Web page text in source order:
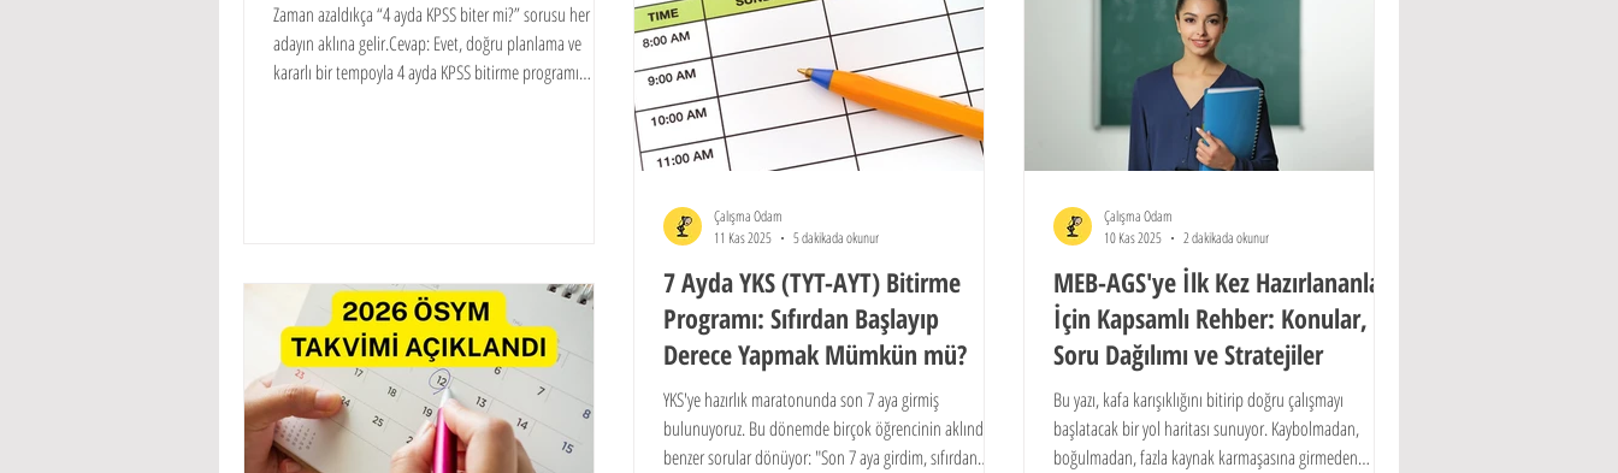
Zaman azaldıkça “4 ayda KPSS biter mi?” sorusu her
adayın aklına gelir.Cevap: Evet, doğru planlama ve
kararlı bir tempoyla 4 ayda KPSS bitirme programı
7 Ayda YKS (TYT-AYT) Bitirme
Programı: Sıfırdan Başlayıp
Derece Yapmak Mümkün mü?
YKS'ye hazırlık maratonunda son 7 aya girmiş
bulunuyoruz. Bu dönemde birçok öğrencinin aklında
benzer sorular dönüyor: "Son 7 aya girdim, sıfırdan
Çalışma Odam
11 Kas 2025
5 dakikada okunur
MEB-AGS'ye İlk Kez Hazırlananlar
İçin Kapsamlı Rehber: Konular,
Soru Dağılımı ve Stratejiler
Bu yazı, kafa karışıklığını bitirip doğru çalışmayı
başlatacak bir yol haritası sunuyor. Kaybolmadan,
boğulmadan, fazla kaynak karmaşasına girmeden
Çalışma Odam
10 Kas 2025
2 dakikada okunur